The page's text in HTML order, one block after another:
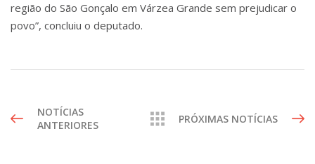
região do São Gonçalo em Várzea Grande sem prejudicar o
povo”, concluiu o deputado.
NOTÍCIAS
ANTERIORES
PRÓXIMAS NOTÍCIAS